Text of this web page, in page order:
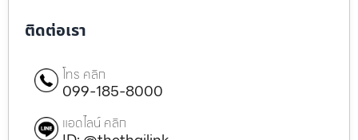
ติดต่อเรา
โทร คลิก
099-185-8000
แอดไลน์ คลิก